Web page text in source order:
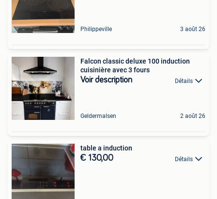
Philippeville 3 août 26
Falcon classic deluxe 100 induction
cuisinière avec 3 fours
Voir description Détails
Geldermalsen 2 août 26
table a induction
€ 130,00 Détails